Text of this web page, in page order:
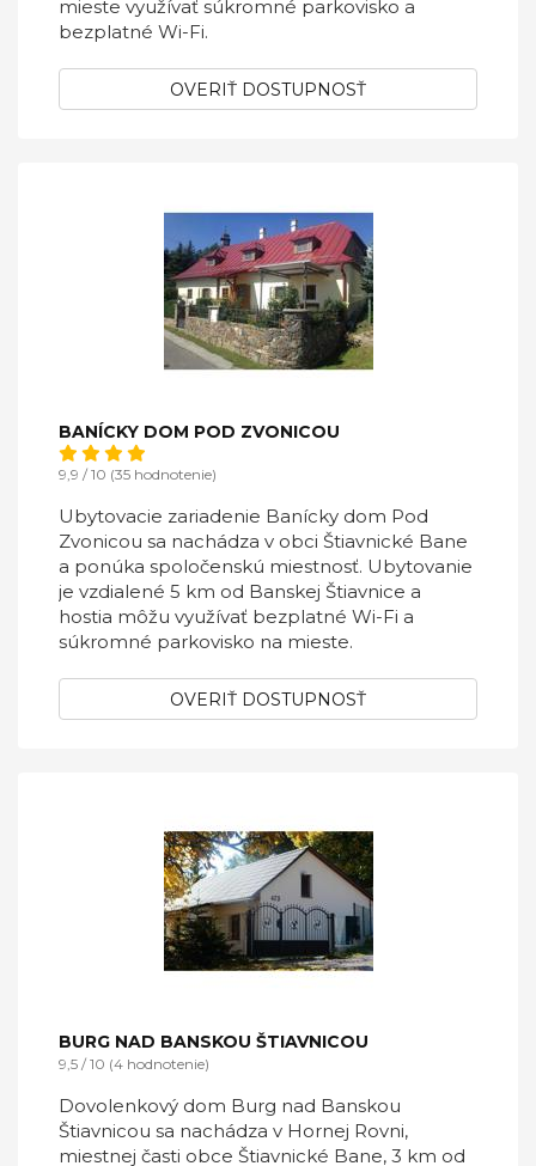
mieste využívať súkromné parkovisko a
bezplatné Wi-Fi.
OVERIŤ DOSTUPNOSŤ
BANÍCKY DOM POD ZVONICOU
9,9 / 10 (35 hodnotenie)
Ubytovacie zariadenie Banícky dom Pod
Zvonicou sa nachádza v obci Štiavnické Bane
a ponúka spoločenskú miestnosť. Ubytovanie
je vzdialené 5 km od Banskej Štiavnice a
hostia môžu využívať bezplatné Wi-Fi a
súkromné parkovisko na mieste.
OVERIŤ DOSTUPNOSŤ
BURG NAD BANSKOU ŠTIAVNICOU
9,5 / 10 (4 hodnotenie)
Dovolenkový dom Burg nad Banskou
Štiavnicou sa nachádza v Hornej Rovni,
miestnej časti obce Štiavnické Bane, 3 km od